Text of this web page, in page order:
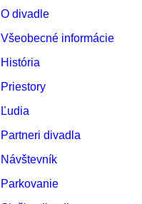
O divadle
Všeobecné informácie
História
Priestory
Ľudia
Partneri divadla
Návštevník
Parkovanie